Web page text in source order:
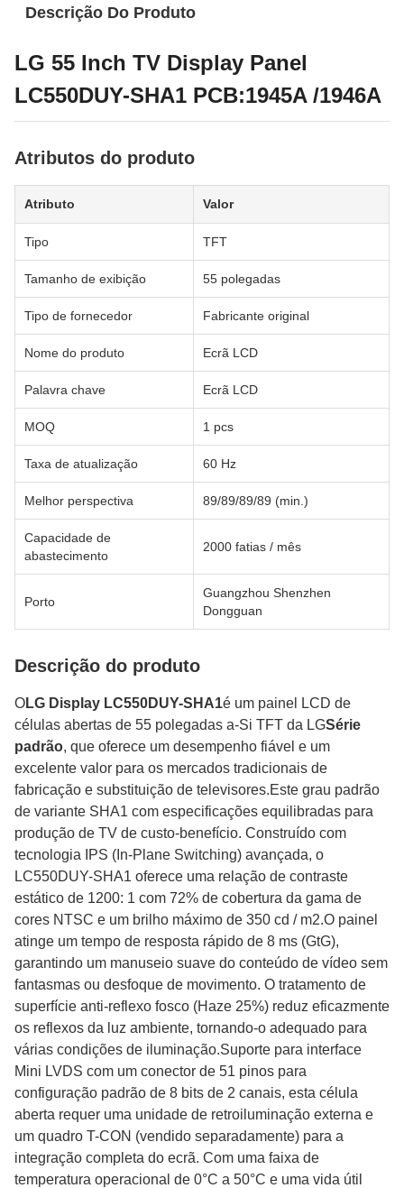
Descrição Do Produto
LG 55 Inch TV Display Panel
LC550DUY-SHA1 PCB:1945A /1946A
Atributos do produto
Atributo Valor
Tipo TFT
Tamanho de exibição 55 polegadas
Tipo de fornecedor Fabricante original
Nome do produto Ecrã LCD
Palavra chave Ecrã LCD
MOQ 1 pcs
Taxa de atualização 60 Hz
Melhor perspectiva 89/89/89/89 (min.)
Capacidade de
abastecimento
2000 fatias / mês
Porto
Guangzhou Shenzhen
Dongguan
Descrição do produto
OLG Display LC550DUY-SHA1é um painel LCD de
células abertas de 55 polegadas a-Si TFT da LGSérie
padrão, que oferece um desempenho fiável e um
excelente valor para os mercados tradicionais de
fabricação e substituição de televisores.Este grau padrão
de variante SHA1 com especificações equilibradas para
produção de TV de custo-benefício. Construído com
tecnologia IPS (In-Plane Switching) avançada, o
LC550DUY-SHA1 oferece uma relação de contraste
estático de 1200: 1 com 72% de cobertura da gama de
cores NTSC e um brilho máximo de 350 cd / m2.O painel
atinge um tempo de resposta rápido de 8 ms (GtG),
garantindo um manuseio suave do conteúdo de vídeo sem
fantasmas ou desfoque de movimento. O tratamento de
superfície anti-reflexo fosco (Haze 25%) reduz eficazmente
os reflexos da luz ambiente, tornando-o adequado para
várias condições de iluminação.Suporte para interface
Mini LVDS com um conector de 51 pinos para
configuração padrão de 8 bits de 2 canais, esta célula
aberta requer uma unidade de retroiluminação externa e
um quadro T-CON (vendido separadamente) para a
integração completa do ecrã. Com uma faixa de
temperatura operacional de 0°C a 50°C e uma vida útil